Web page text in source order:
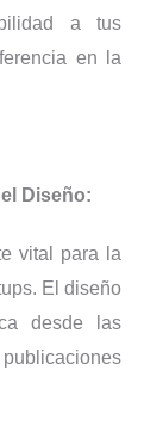
a tus
en la
Diseño:
vital para la
El diseño
desde las